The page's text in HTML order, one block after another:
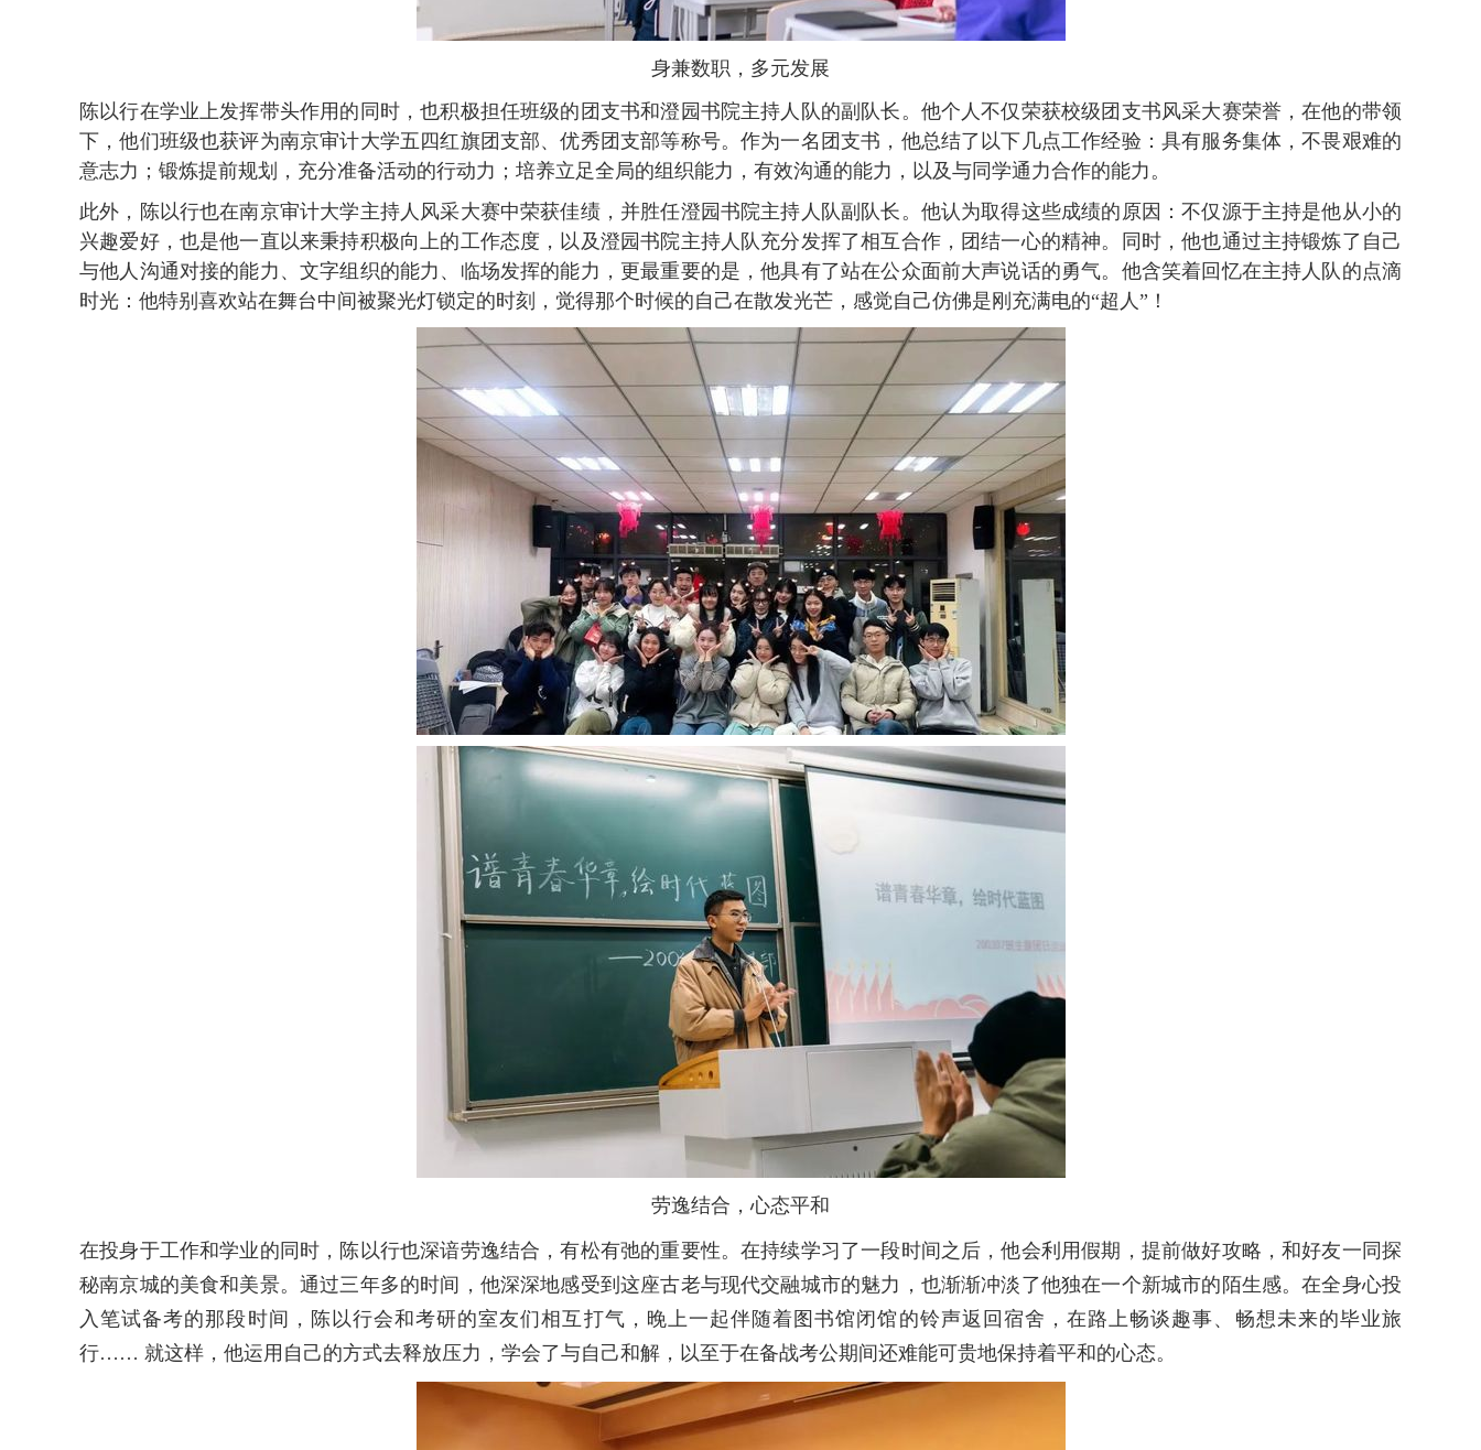
身兼数职，多元发展
陈以行在学业上发挥带头作用的同时，也积极担任班级的团支书和澄园书院主持人队的副队长。他个人不仅荣获校级团支书风采大赛荣誉，在他的带领
下，他们班级也获评为南京审计大学五四红旗团支部、优秀团支部等称号。作为一名团支书，他总结了以下几点工作经验：具有服务集体，不畏艰难的
意志力；锻炼提前规划，充分准备活动的行动力；培养立足全局的组织能力，有效沟通的能力，以及与同学通力合作的能力。
此外，陈以行也在南京审计大学主持人风采大赛中荣获佳绩，并胜任澄园书院主持人队副队长。他认为取得这些成绩的原因：不仅源于主持是他从小的
兴趣爱好，也是他一直以来秉持积极向上的工作态度，以及澄园书院主持人队充分发挥了相互合作，团结一心的精神。同时，他也通过主持锻炼了自己
与他人沟通对接的能力、文字组织的能力、临场发挥的能力，更最重要的是，他具有了站在公众面前大声说话的勇气。他含笑着回忆在主持人队的点滴
时光：他特别喜欢站在舞台中间被聚光灯锁定的时刻，觉得那个时候的自己在散发光芒，感觉自己仿佛是刚充满电的“超人”！
劳逸结合，心态平和
在投身于工作和学业的同时，陈以行也深谙劳逸结合，有松有弛的重要性。在持续学习了一段时间之后，他会利用假期，提前做好攻略，和好友一同探
秘南京城的美食和美景。通过三年多的时间，他深深地感受到这座古老与现代交融城市的魅力，也渐渐冲淡了他独在一个新城市的陌生感。在全身心投
入笔试备考的那段时间，陈以行会和考研的室友们相互打气，晚上一起伴随着图书馆闭馆的铃声返回宿舍，在路上畅谈趣事、畅想未来的毕业旅
行…… 就这样，他运用自己的方式去释放压力，学会了与自己和解，以至于在备战考公期间还难能可贵地保持着平和的心态。